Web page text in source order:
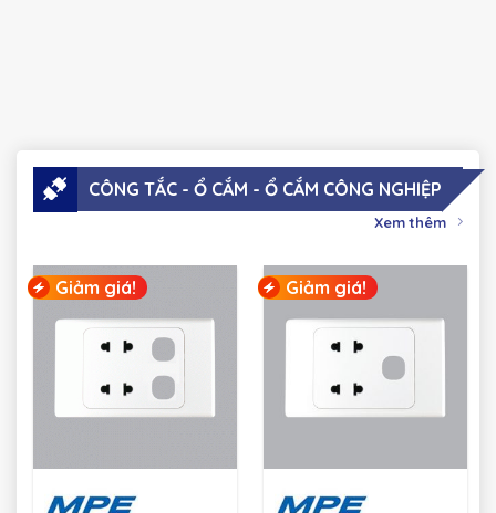
CÔNG TẮC - Ổ CẮM - Ổ CẮM CÔNG NGHIỆP
Xem thêm
Giảm giá! Giảm giá!